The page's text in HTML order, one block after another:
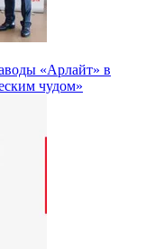
«Арлайт» в
чудом»